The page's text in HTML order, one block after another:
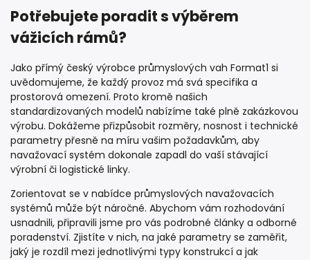
Potřebujete poradit s výběrem
vážicích rámů?
Jako přímý český výrobce průmyslových vah Format1 si
uvědomujeme, že každý provoz má svá specifika a
prostorová omezení. Proto kromě našich
standardizovaných modelů nabízíme také plně zakázkovou
výrobu. Dokážeme přizpůsobit rozměry, nosnost i technické
parametry přesně na míru vašim požadavkům, aby
navažovací systém dokonale zapadl do vaší stávající
výrobní či logistické linky.
Zorientovat se v nabídce průmyslových navažovacích
systémů může být náročné. Abychom vám rozhodování
usnadnili, připravili jsme pro vás podrobné články a odborné
poradenství. Zjistíte v nich, na jaké parametry se zaměřit,
jaký je rozdíl mezi jednotlivými typy konstrukcí a jak